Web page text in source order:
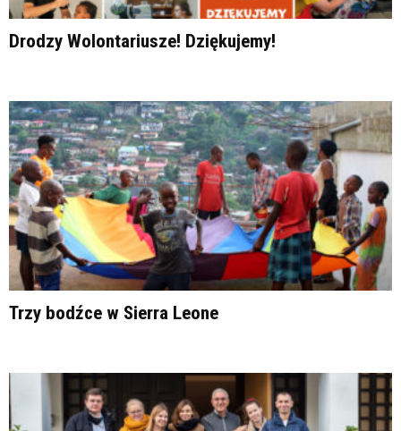
Drodzy Wolontariusze! Dziękujemy!
Trzy bodźce w Sierra Leone